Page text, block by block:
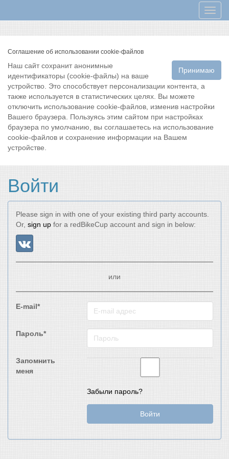
Меню
Соглашение об использовании cookie-файлов
Принимаю
Наш сайт сохранит анонимные
идентификаторы (cookie-файлы) на ваше
устройство. Это способствует персонализации контента, а
также используется в статистических целях. Вы можете
отключить использование cookie-файлов, изменив настройки
Вашего браузера. Пользуясь этим сайтом при настройках
браузера по умолчанию, вы соглашаетесь на использование
cookie-файлов и сохранение информации на Вашем
устройстве.
Войти
Please sign in with one of your existing third party accounts.
Or, sign up for a redBikeCup account and sign in below:
или
E-mail*
Пароль*
Запомнить
меня
Забыли пароль?
Войти